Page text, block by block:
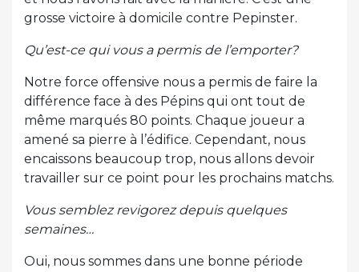
grosse victoire à domicile contre Pepinster.
Qu’est-ce qui vous a permis de l’emporter?
Notre force offensive nous a permis de faire la
différence face à des Pépins qui ont tout de
même marqués 80 points. Chaque joueur a
amené sa pierre à l’édifice. Cependant, nous
encaissons beaucoup trop, nous allons devoir
travailler sur ce point pour les prochains matchs.
Vous semblez revigorez depuis quelques
semaines…
Oui, nous sommes dans une bonne période